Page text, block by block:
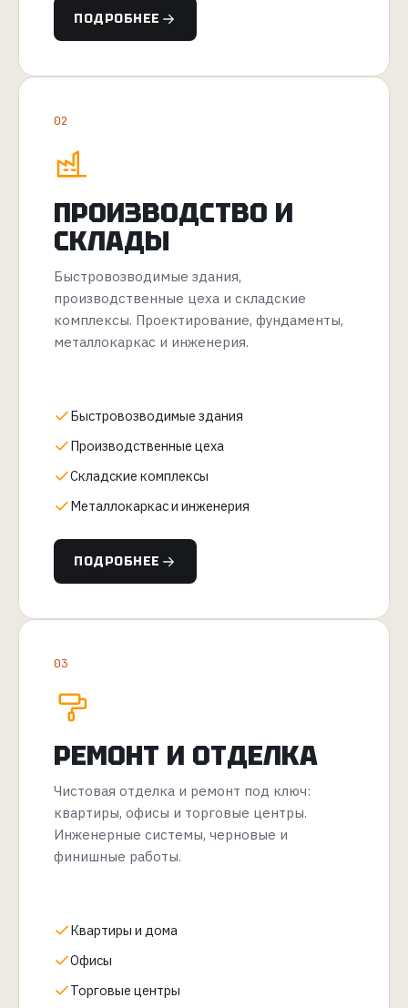
ПОДРОБНЕЕ
02
ПРОИЗВОДСТВО И
СКЛАДЫ
Быстровозводимые здания,
производственные цеха и складские
комплексы. Проектирование, фундаменты,
металлокаркас и инженерия.
Быстровозводимые здания
Производственные цеха
Складские комплексы
Металлокаркас и инженерия
ПОДРОБНЕЕ
03
РЕМОНТ И ОТДЕЛКА
Чистовая отделка и ремонт под ключ:
квартиры, офисы и торговые центры.
Инженерные системы, черновые и
финишные работы.
Квартиры и дома
Офисы
Торговые центры